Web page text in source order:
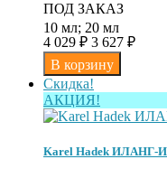
ПОД ЗАКАЗ
10 мл; 20 мл
4 029 ₽ 3 627 ₽
Скидка!
АКЦИЯ!
Karel Hadek ИЛАНГ-